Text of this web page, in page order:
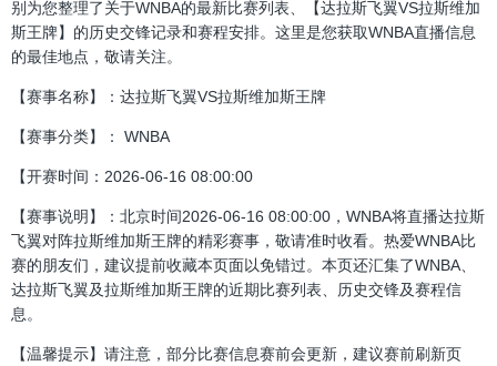
别为您整理了关于WNBA的最新比赛列表、【达拉斯飞翼VS拉斯维加
斯王牌】的历史交锋记录和赛程安排。这里是您获取WNBA直播信息
的最佳地点，敬请关注。
【赛事名称】：达拉斯飞翼VS拉斯维加斯王牌
【赛事分类】： WNBA
【开赛时间：2026-06-16 08:00:00
【赛事说明】：北京时间2026-06-16 08:00:00，WNBA将直播达拉斯
飞翼对阵拉斯维加斯王牌的精彩赛事，敬请准时收看。热爱WNBA比
赛的朋友们，建议提前收藏本页面以免错过。本页还汇集了WNBA、
达拉斯飞翼及拉斯维加斯王牌的近期比赛列表、历史交锋及赛程信
息。
【温馨提示】请注意，部分比赛信息赛前会更新，建议赛前刷新页